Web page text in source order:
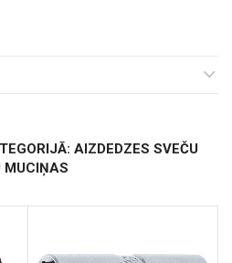
AIZDEDZES SVEČU
MUCIŅAS